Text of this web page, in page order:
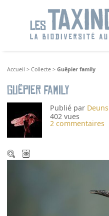
Accueil >Collecte >Guêpier family
Guêpier family
Publié par Deuns
402 vues
2 commentaires